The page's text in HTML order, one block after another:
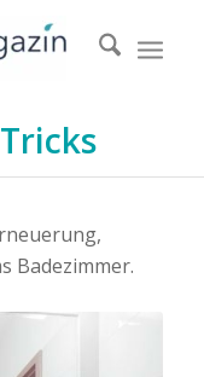
Badezimmer.